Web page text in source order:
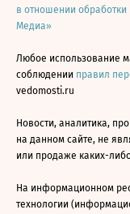
в отношении
Медиа»
Любое использование
соблюдении правил
vedomosti.ru
Новости, аналитика,
на данном сайте, не
или продаже каких-
На информационном
технологии